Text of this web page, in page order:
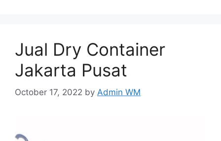
Jual Dry Container
Jakarta Pusat
October 17, 2022 by Admin WM